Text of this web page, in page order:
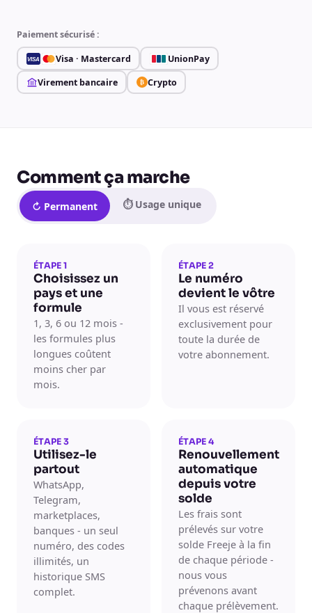
Paiement sécurisé :
VISA Visa · Mastercard
UnionPay
Virement bancaire
₿ Crypto
Comment ça marche
↻ Permanent ⏱ Usage unique
ÉTAPE 1
Choisissez un
pays et une
formule
1, 3, 6 ou 12 mois -
les formules plus
longues coûtent
moins cher par
mois.
ÉTAPE 2
Le numéro
devient le vôtre
Il vous est réservé
exclusivement pour
toute la durée de
votre abonnement.
ÉTAPE 3
Utilisez-le
partout
WhatsApp,
Telegram,
marketplaces,
banques - un seul
numéro, des codes
illimités, un
historique SMS
complet.
ÉTAPE 4
Renouvellement
automatique
depuis votre
solde
Les frais sont
prélevés sur votre
solde Freeje à la fin
de chaque période -
nous vous
prévenons avant
chaque prélèvement.